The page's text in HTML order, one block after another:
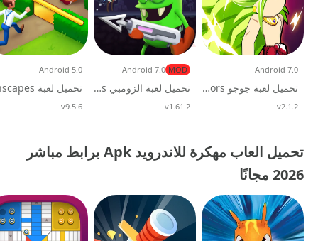
تحميل لعبة جوجو stickman warriors مهكرة 2026 للاندرويد
Android 7.0
v2.1.2
تحميل لعبة الزومبي Zombie Catchers مهكرة Apk للاندرويد
MOD
Android 7.0
v1.61.2
Android 5.0
v9.5.6
تحميل العاب مهكرة للاندرويد Apk برابط مباشر
2026 مجانًا